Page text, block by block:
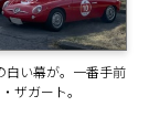
白い幕が。一番手前
ザガート。